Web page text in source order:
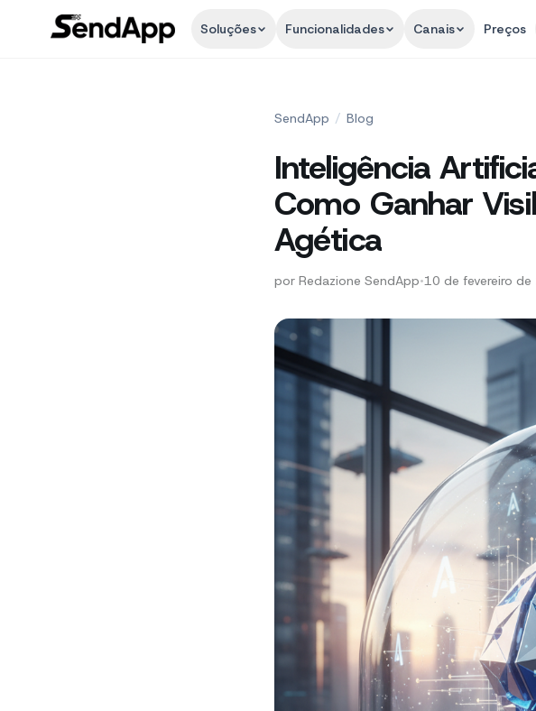
Soluções Funcionalidades Canais Preços
SendApp / Blog
Inteligência
Como Ganhar
Agética
por Redazione SendApp•10 de fevereiro